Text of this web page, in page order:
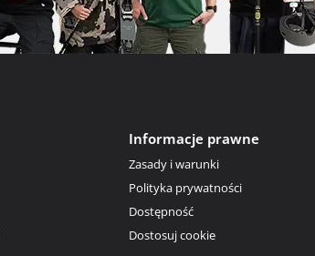
Informacje prawne
Zasady i warunki
Polityka prywatności
Dostępność
Dostosuj cookie